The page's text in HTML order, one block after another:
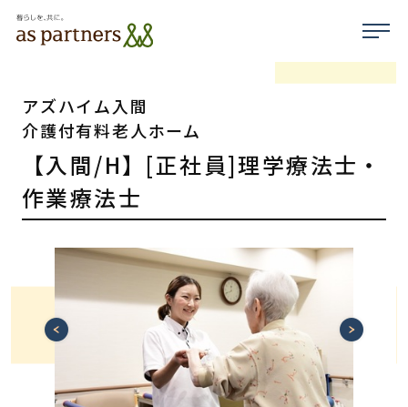
アズハイム入間
介護付有料老人ホーム
【入間/H】[正社員]理学療法士・
作業療法士